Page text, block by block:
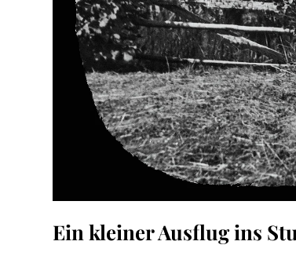
Ein kleiner Ausflug ins